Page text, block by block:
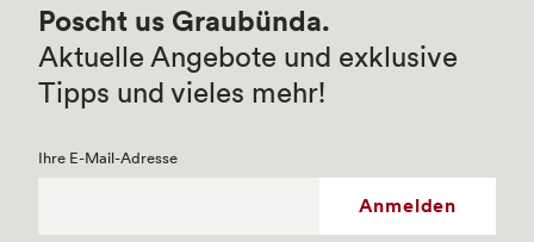
Poscht us Graubünda.
Aktuelle Angebote und exklusive
Tipps und vieles mehr!
Ihre E-Mail-Adresse
Anmelden